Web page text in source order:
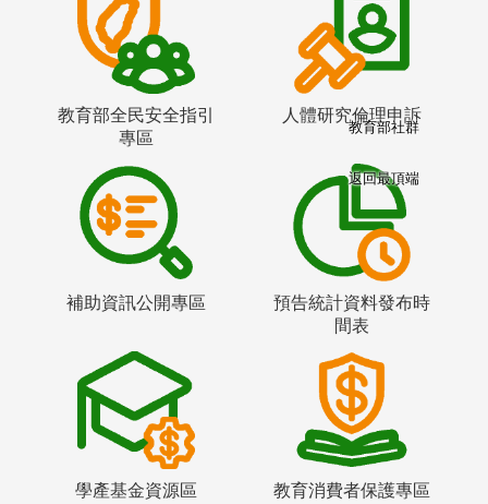
教育部全民安全指引
專區
人體研究倫理申訴
補助資訊公開專區
預告統計資料發布時
間表
學產基金資源區 教育消費者保護專區
教育部社群
返回最頂端